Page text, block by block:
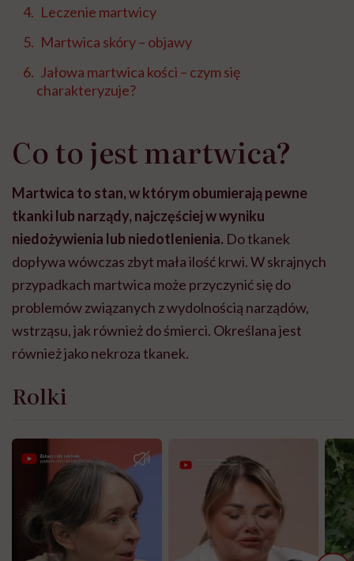
Leczenie martwicy
Martwica skóry – objawy
Jałowa martwica kości – czym się
charakteryzuje?
Co to jest martwica?
Martwica to stan, w którym obumierają pewne
tkanki lub narządy, najczęściej w wyniku
niedożywienia lub niedotlenienia. Do tkanek
dopływa wówczas zbyt mała ilość krwi. W skrajnych
przypadkach martwica może przyczynić się do
problemów związanych z wydolnością narządów,
wstrząsu, jak również do śmierci. Określana jest
również jako nekroza tkanek.
Rolki